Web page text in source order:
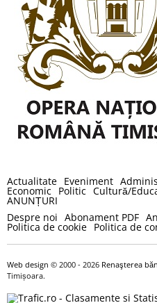
Actualitate Eveniment
Economic Politic Cultură/
ANUNȚURI
Despre noi Abonament PDF
Politica de cookie Politica de
Web design © 2000 - 2026 Renaşterea
Timișoara.